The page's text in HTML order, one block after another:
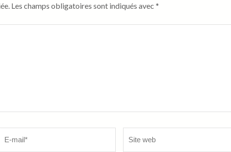
Les champs obligatoires sont indiqués avec *